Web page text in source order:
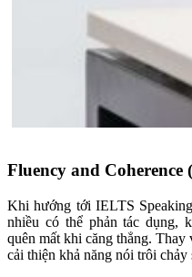
Fluency and
Khi hướng tới IELTS
nhiều có thể phản tác dụng,
quên mất khi căng thẳng.
cải thiện khả năng nói trôi chảy